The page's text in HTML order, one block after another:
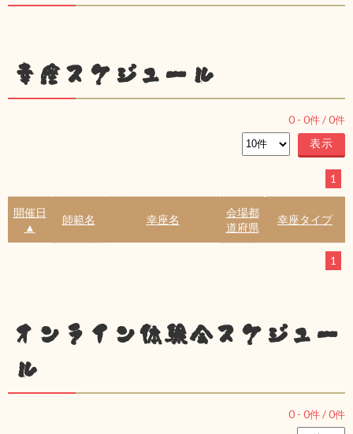
幸座スケジュール
0 - 0件 /0件
1
開催日
▲
師範名 幸座名
会場都
道府県
幸座タイプ
1
オンライン体験会スケジュー
ル
0 - 0件 /0件